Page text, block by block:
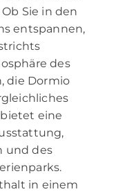
Sie in den
entspannen,
des
die Dormio
eine
und des
in einem